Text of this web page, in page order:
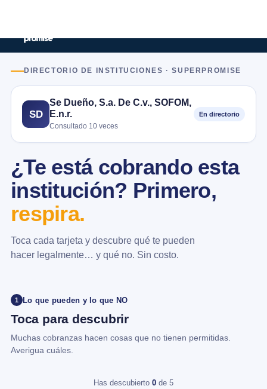
DIRECTORIO DE INSTITUCIONES · SUPERPROMISE
SD
Se Dueño, S.a. De C.v., SOFOM,
E.n.r.
Consultado 10 veces
En directorio
¿Te está cobrando esta
institución? Primero,
respira.
Toca cada tarjeta y descubre qué te pueden
hacer legalmente… y qué no. Sin costo.
1 Lo que pueden y lo que NO
Toca para descubrir
Muchas cobranzas hacen cosas que no tienen permitidas.
Averigua cuáles.
Has descubierto 0 de 5